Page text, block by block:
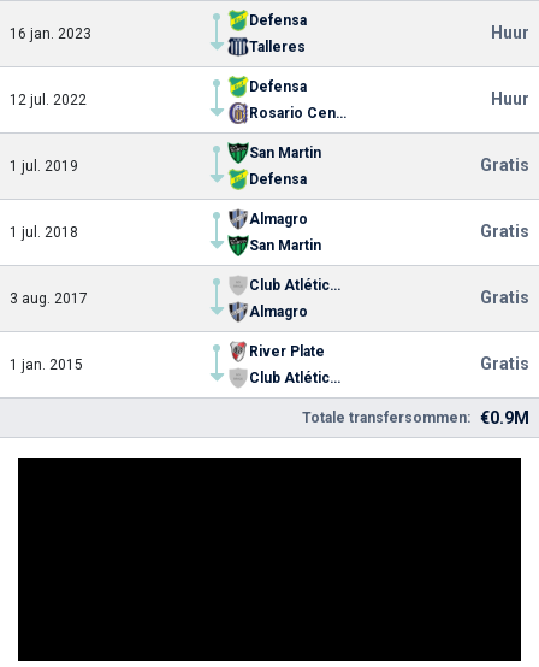
16 jan. 2023
Defensa
Talleres
Huur
12 jul. 2022
Defensa
Rosario Central
Huur
1 jul. 2019
San Martin
Defensa
Gratis
1 jul. 2018
Almagro
San Martin
Gratis
3 aug. 2017
Club Atlético Fénix de Pilar
Almagro
Gratis
1 jan. 2015
River Plate
Club Atlético Fénix de Pilar
Gratis
Totale transfersommen: €0.9M